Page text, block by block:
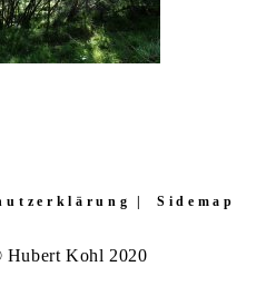
Sidemap
Kohl 2020